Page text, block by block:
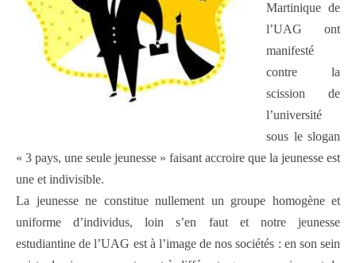
Martinique de
l’UAG ont
manifesté
contre la
scission de
l’université
sous le slogan
« 3 pays, une seule jeunesse » faisant accroire que la jeunesse est
une et indivisible.
La jeunesse ne constitue nullement un groupe homogène et
uniforme d’individus, loin s’en faut et notre jeunesse
estudiantine de l’UAG est à l’image de nos sociétés : en son sein